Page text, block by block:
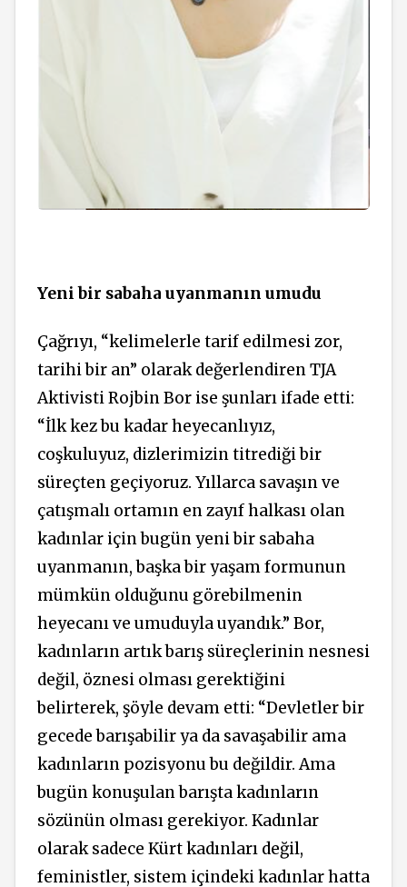
Yeni bir sabaha uyanmanın umudu
Çağrıyı, “kelimelerle tarif edilmesi zor,
tarihi bir an” olarak değerlendiren TJA
Aktivisti Rojbin Bor ise şunları ifade etti:
“İlk kez bu kadar heyecanlıyız,
coşkuluyuz, dizlerimizin titrediği bir
süreçten geçiyoruz. Yıllarca savaşın ve
çatışmalı ortamın en zayıf halkası olan
kadınlar için bugün yeni bir sabaha
uyanmanın, başka bir yaşam formunun
mümkün olduğunu görebilmenin
heyecanı ve umuduyla uyandık.” Bor,
kadınların artık barış süreçlerinin nesnesi
değil, öznesi olması gerektiğini
belirterek, şöyle devam etti: “Devletler bir
gecede barışabilir ya da savaşabilir ama
kadınların pozisyonu bu değildir. Ama
bugün konuşulan barışta kadınların
sözünün olması gerekiyor. Kadınlar
olarak sadece Kürt kadınları değil,
feministler, sistem içindeki kadınlar hatta